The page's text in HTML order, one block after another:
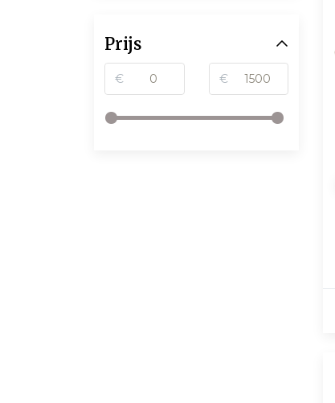
Prijs
€ €